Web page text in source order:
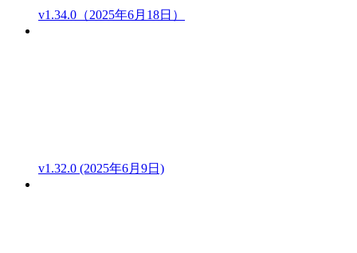
v1.34.0（2025年6月18日）
v1.32.0 (2025年6月9日)